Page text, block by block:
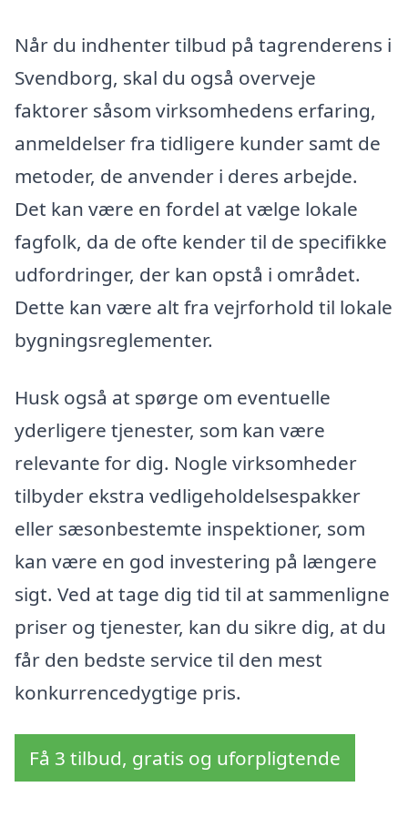
Når du indhenter tilbud på tagrenderens i
Svendborg, skal du også overveje
faktorer såsom virksomhedens erfaring,
anmeldelser fra tidligere kunder samt de
metoder, de anvender i deres arbejde.
Det kan være en fordel at vælge lokale
fagfolk, da de ofte kender til de specifikke
udfordringer, der kan opstå i området.
Dette kan være alt fra vejrforhold til lokale
bygningsreglementer.
Husk også at spørge om eventuelle
yderligere tjenester, som kan være
relevante for dig. Nogle virksomheder
tilbyder ekstra vedligeholdelsespakker
eller sæsonbestemte inspektioner, som
kan være en god investering på længere
sigt. Ved at tage dig tid til at sammenligne
priser og tjenester, kan du sikre dig, at du
får den bedste service til den mest
konkurrencedygtige pris.
Få 3 tilbud, gratis og uforpligtende